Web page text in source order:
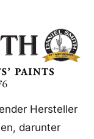
Hersteller
darunter